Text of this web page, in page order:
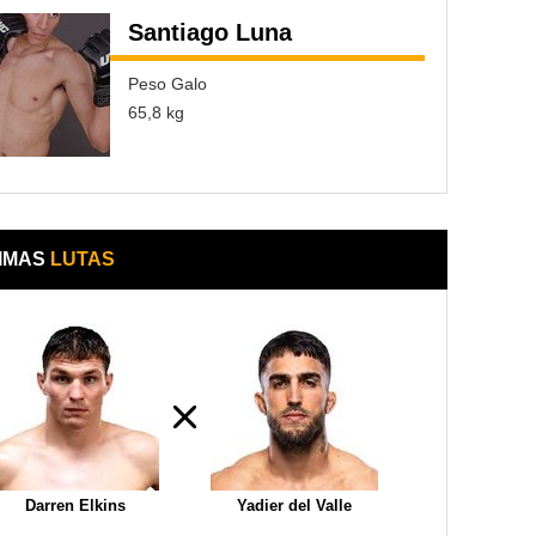
Santiago Luna
Peso Galo
65,8 kg
LUTAS
Darren Elkins Yadier del Valle